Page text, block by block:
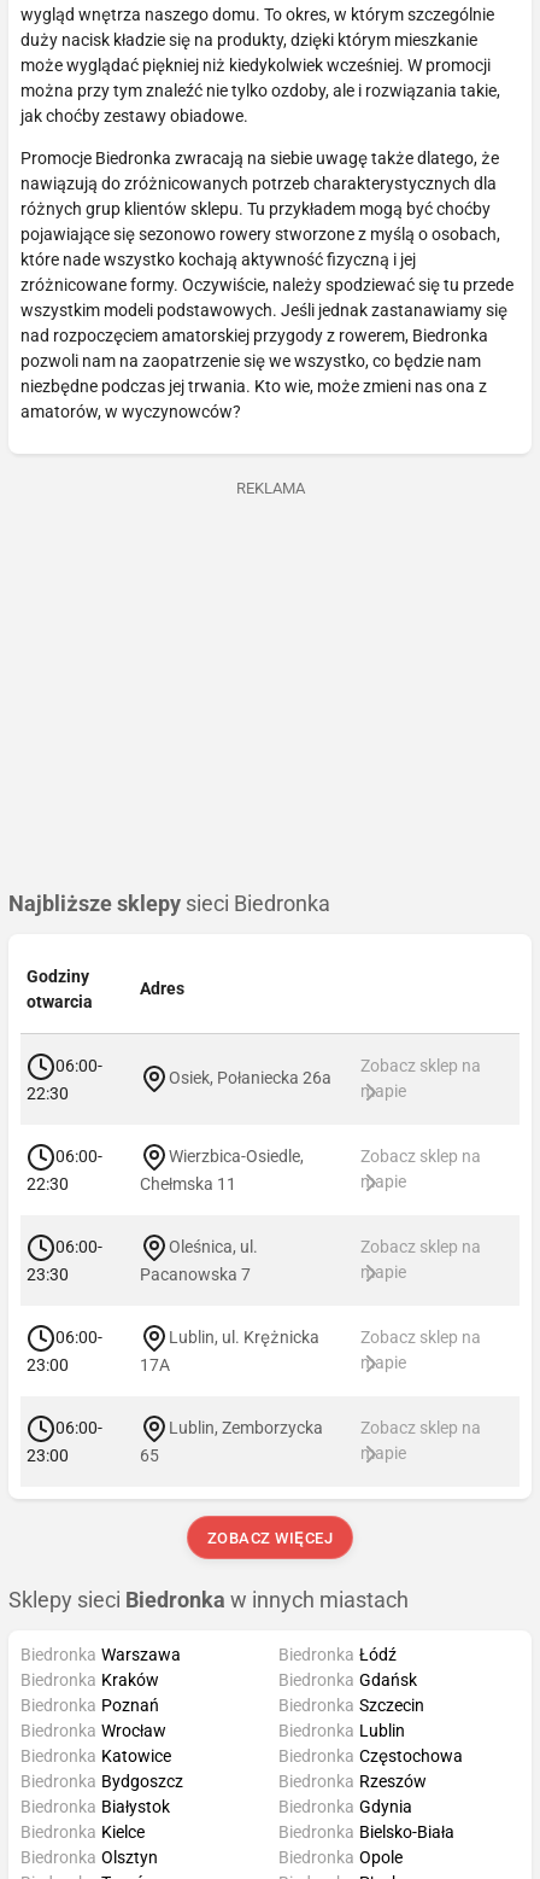
wygląd wnętrza naszego domu. To okres, w którym szczególnie
duży nacisk kładzie się na produkty, dzięki którym mieszkanie
może wyglądać piękniej niż kiedykolwiek wcześniej. W promocji
można przy tym znaleźć nie tylko ozdoby, ale i rozwiązania takie,
jak choćby zestawy obiadowe.
Promocje Biedronka zwracają na siebie uwagę także dlatego, że
nawiązują do zróżnicowanych potrzeb charakterystycznych dla
różnych grup klientów sklepu. Tu przykładem mogą być choćby
pojawiające się sezonowo rowery stworzone z myślą o osobach,
które nade wszystko kochają aktywność fizyczną i jej
zróżnicowane formy. Oczywiście, należy spodziewać się tu przede
wszystkim modeli podstawowych. Jeśli jednak zastanawiamy się
nad rozpoczęciem amatorskiej przygody z rowerem, Biedronka
pozwoli nam na zaopatrzenie się we wszystko, co będzie nam
niezbędne podczas jej trwania. Kto wie, może zmieni nas ona z
amatorów, w wyczynowców?
REKLAMA
Najbliższe sklepy sieci Biedronka
Godziny
otwarcia
Adres
06:00-
22:30
Osiek, Połaniecka 26a
Zobacz sklep na
mapie
06:00-
22:30
Wierzbica-Osiedle,
Chełmska 11
Zobacz sklep na
mapie
06:00-
23:30
Oleśnica, ul.
Pacanowska 7
Zobacz sklep na
mapie
06:00-
23:00
Lublin, ul. Krężnicka
17A
Zobacz sklep na
mapie
06:00-
23:00
Lublin, Zemborzycka
65
Zobacz sklep na
mapie
ZOBACZ WIĘCEJ
Sklepy sieci Biedronka w innych miastach
Biedronka Warszawa
Biedronka Kraków
Biedronka Poznań
Biedronka Wrocław
Biedronka Łódź
Biedronka Gdańsk
Biedronka Szczecin
Biedronka Lublin
Biedronka Katowice
Biedronka Bydgoszcz
Biedronka Białystok
Biedronka Kielce
Biedronka Częstochowa
Biedronka Rzeszów
Biedronka Gdynia
Biedronka Bielsko-Biała
Biedronka Olsztyn
Biedronka Opole